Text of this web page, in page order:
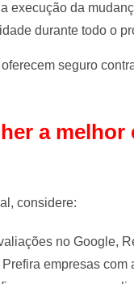
execução da
durante todo o
seguro
a melhor
considere:
no Google,
Prefira empresas com